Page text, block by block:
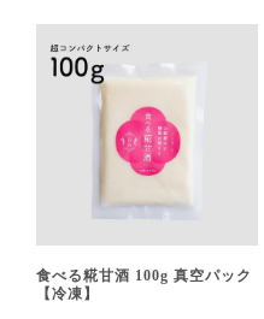
食べる糀甘酒 100g 真空パック
【冷凍】